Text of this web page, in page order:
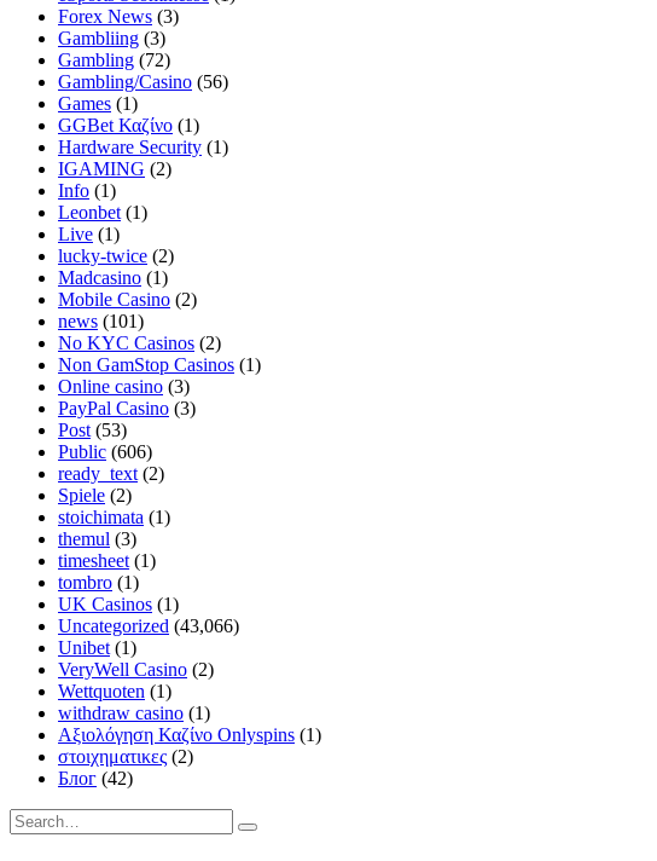
Forex News (3)
Gambliing (3)
Gambling (72)
Gambling/Casino (56)
Games (1)
GGBet Καζίνο (1)
Hardware Security (1)
IGAMING (2)
Info (1)
Leonbet (1)
Live (1)
lucky-twice (2)
Madcasino (1)
Mobile Casino (2)
news (101)
No KYC Casinos (2)
Non GamStop Casinos (1)
Online casino (3)
PayPal Casino (3)
Post (53)
Public (606)
ready_text (2)
Spiele (2)
stoichimata (1)
themul (3)
timesheet (1)
tombro (1)
UK Casinos (1)
Uncategorized (43,066)
Unibet (1)
VeryWell Casino (2)
Wettquoten (1)
withdraw casino (1)
Αξιολόγηση Καζίνο Onlyspins (1)
στοιχηματικες (2)
Блог (42)